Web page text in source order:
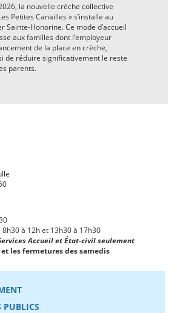
la nouvelle crèche collective
Petites Canailles » s’installe au
Honorine. Ce mode d’accueil
aux familles dont l’employeur
de la place en crèche,
de réduire significativement le reste
parents.
8h30 à 12h et 13h30 à 17h30
Accueil et État-civil seulement
et les fermetures des samedis
PUBLICS